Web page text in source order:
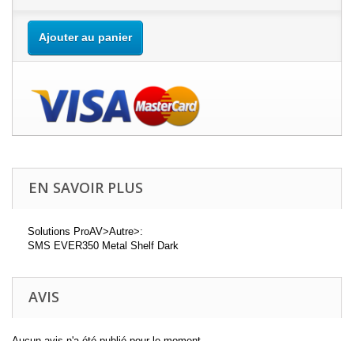
Ajouter au panier
EN SAVOIR PLUS
Solutions ProAV>Autre>:
SMS EVER350 Metal Shelf Dark
AVIS